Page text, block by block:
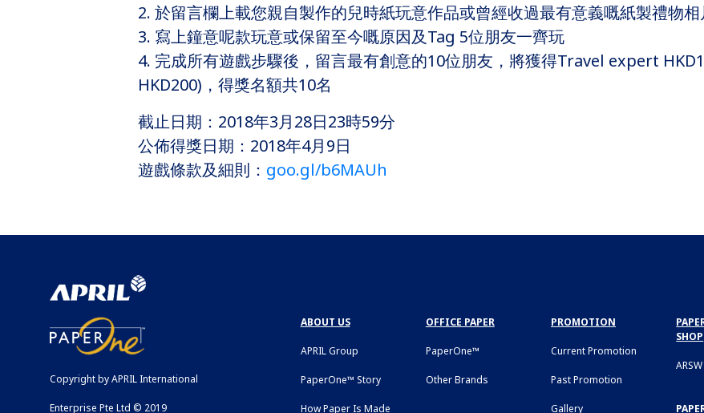
2. 於留言欄上載您親自製作的兒時紙玩意作品或曾經收過最有意義嘅紙製禮物相
3. 寫上鐘意呢款玩意或保留至今嘅原因及Tag 5位朋友一齊玩
4. 完成所有遊戲步驟後，留言最有創意的10位朋友，將獲得Travel expert
HKD200)，得獎名額共10名
截止日期：2018年3月28日23時59分
公佈得獎日期：2018年4月9日
遊戲條款及細則： goo.gl/b6MAUh
Copyright by APRIL International
Enterprise Pte Ltd © 2019
ABOUT US
APRIL Group
PaperOne™ Story
How Paper Is Made
OFFICE PAPER
PaperOne™
Other Brands
PROMOTION
Current Promotion
Past Promotion
Gallery
SHOP